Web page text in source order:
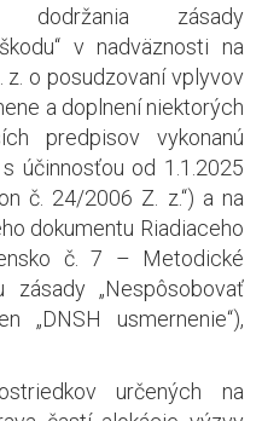
dodržania zásady
v nadväznosti na
z. o posudzovaní vplyvov
a doplnení niektorých
predpisov vykonanú
účinnosťou od 1.1.2025
č. 24/2006 Z. z.“) a na
dokumentu Riadiaceho
č. 7 – Metodické
zásady „Nespôsobovať
„DNSH usmernenie“),
určených na